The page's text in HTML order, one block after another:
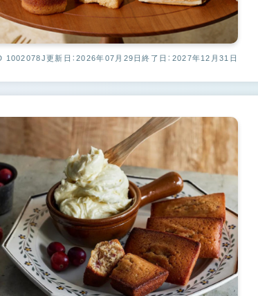
1002078J更新日：2026年07月29日終了日：2027年12月31日